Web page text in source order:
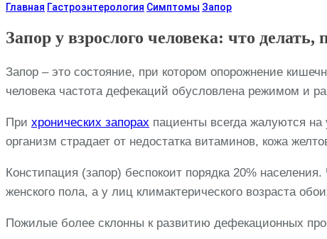
Главная Гастроэнтерология Симптомы Запор
Запор у взрослого человека: что делать,
Запор – это состояние, при котором опорожнение
человека частота дефекаций обусловлена режимом и
При хронических запорах пациенты всегда жалуются
организм страдает от недостатка витаминов, кожа
Констипация (запор) беспокоит порядка 20%
женского пола, а у лиц климактерического возраста
Пожилые более склонны к развитию дефекационных